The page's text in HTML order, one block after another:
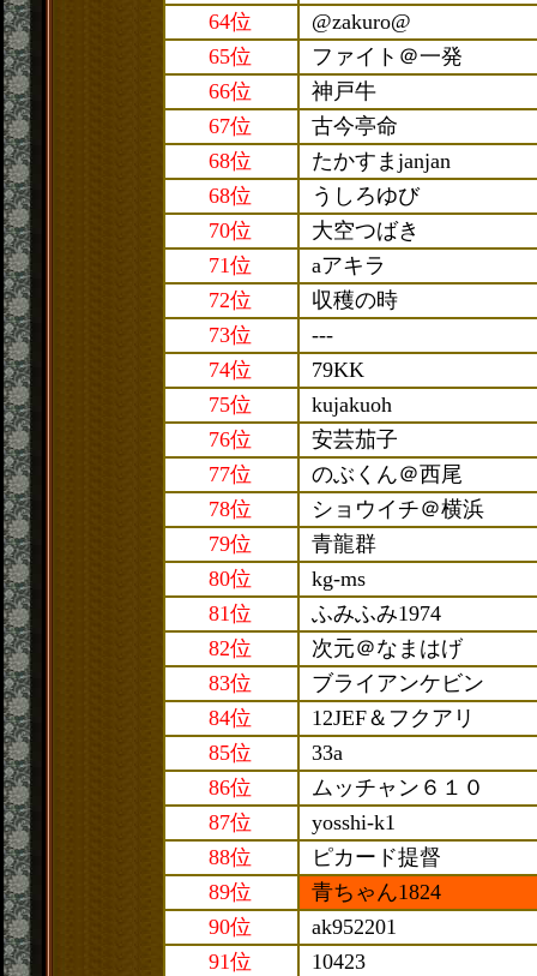
64位
@zakuro@
65位
ファイト＠一発
66位
神戸牛
67位
古今亭命
68位
たかすまjanjan
68位
うしろゆび
70位
大空つばき
71位
aアキラ
72位
収穫の時
73位
---
74位
79KK
75位
kujakuoh
76位
安芸茄子
77位
のぶくん＠西尾
78位
ショウイチ＠横浜
79位
青龍群
80位
kg-ms
81位
ふみふみ1974
82位
次元＠なまはげ
83位
ブライアンケビン
84位
12JEF＆フクアリ
85位
33a
86位
ムッチャン６１０
87位
yosshi-k1
88位
ピカード提督
89位
青ちゃん1824
90位
ak952201
91位
10423